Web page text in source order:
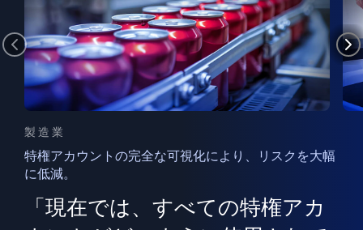
製造業
特権アカウントの完全な可視化により、リスクを大幅
に低減。
「現在では、すべての特権アカ